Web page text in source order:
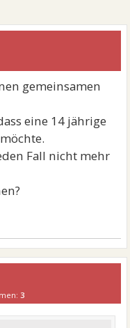
gemeinsamen
eine 14 jährige
Fall nicht mehr
3